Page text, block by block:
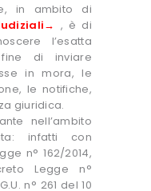
in ambito di
, è di
l’esatta
di inviare
in mora, le
le notifiche,
giuridica.
nell’ambito
infatti con
n° 162/2014,
Legge n°
n° 261 del 10